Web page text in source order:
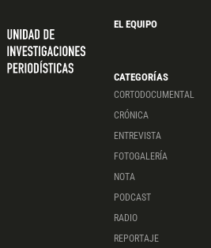
EL EQUIPO
CATEGORÍAS
CORTODOCUMENTAL
CRÓNICA
ENTREVISTA
FOTOGALERÍA
NOTA
PODCAST
RADIO
REPORTAJE